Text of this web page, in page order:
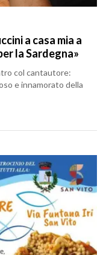
a casa mia a
la Sardegna»
col cantautore:
e innamorato della